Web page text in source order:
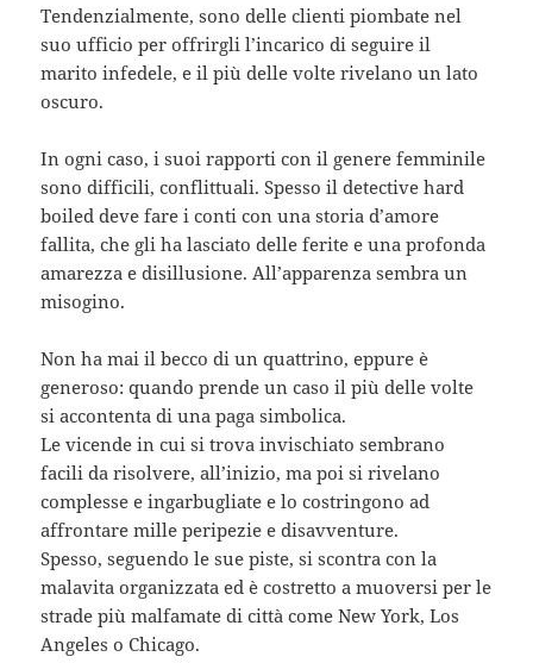
Tendenzialmente, sono delle clienti piombate nel
suo ufficio per offrirgli l’incarico di seguire il
marito infedele, e il più delle volte rivelano un lato
oscuro.
In ogni caso, i suoi rapporti con il genere femminile
sono difficili, conflittuali. Spesso il detective hard
boiled deve fare i conti con una storia d’amore
fallita, che gli ha lasciato delle ferite e una profonda
amarezza e disillusione. All’apparenza sembra un
misogino.
Non ha mai il becco di un quattrino, eppure è
generoso: quando prende un caso il più delle volte
si accontenta di una paga simbolica.
Le vicende in cui si trova invischiato sembrano
facili da risolvere, all’inizio, ma poi si rivelano
complesse e ingarbugliate e lo costringono ad
affrontare mille peripezie e disavventure.
Spesso, seguendo le sue piste, si scontra con la
malavita organizzata ed è costretto a muoversi per le
strade più malfamate di città come New York, Los
Angeles o Chicago.